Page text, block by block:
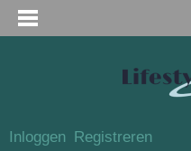
Inloggen Registreren